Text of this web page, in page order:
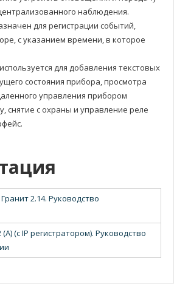
наблюдения.
для регистрации событий,
с указанием времени, в которое
для добавления текстовых
состояния прибора, просмотра
управления прибором
снятие с охраны и управление реле
2.14. Руководство
(А) (с IP регистратором). Руководство